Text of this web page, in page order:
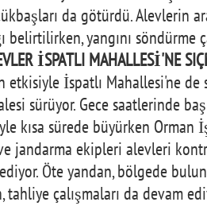
da götürdü. Alevlerin
belirtilirken, yangını söndürme
İSPATLI MAHALLESİ'NE
etkisiyle İspatlı Mahallesi'ne de
sürüyor. Gece saatlerinde
kısa sürede büyürken Orman
jandarma ekipleri alevleri
Öte yandan, bölgede
tahliye çalışmaları da devam